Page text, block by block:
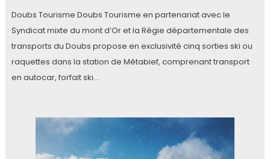
Doubs Tourisme Doubs Tourisme en partenariat avec le
Syndicat mixte du mont d’Or et la Régie départementale des
transports du Doubs propose en exclusivité cinq sorties ski ou
raquettes dans la station de Métabief, comprenant transport
en autocar, forfait ski…